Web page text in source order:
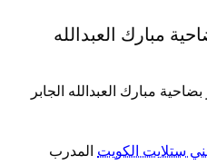
مبارك العبدالله
مبارك العبدالله الجابر
ستلايت الكويت المدرب